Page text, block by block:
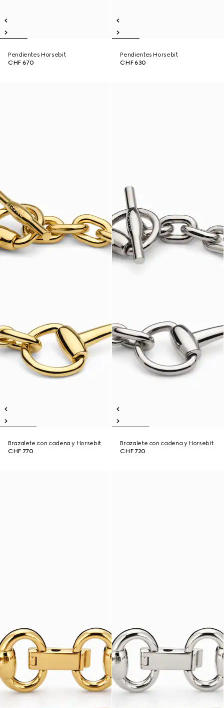
Pendientes Horsebit
CHF 670
Pendientes Horsebit
CHF 630
Brazalete con cadena y Horsebit
CHF 770
Brazalete con cadena y Horsebit
CHF 720